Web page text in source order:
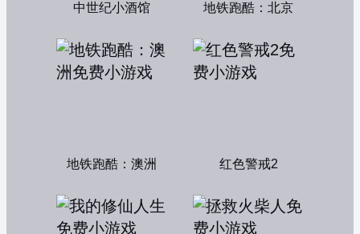
中世纪小酒馆 地铁跑酷：北京
地铁跑酷：澳洲 红色警戒2